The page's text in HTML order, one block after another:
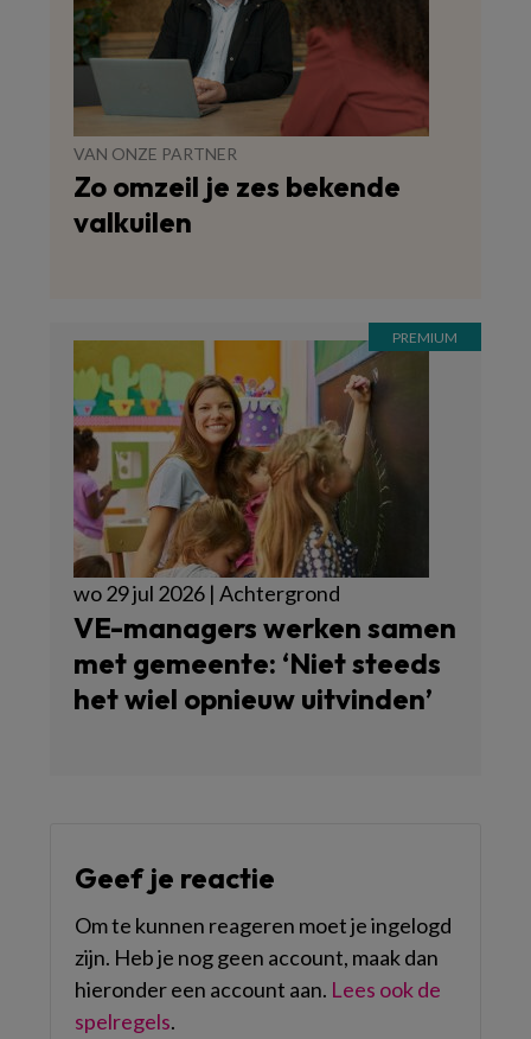
VAN ONZE PARTNER
Zo omzeil je zes bekende
valkuilen
wo 29 jul 2026 | Achtergrond
VE-managers werken samen
met gemeente: ‘Niet steeds
het wiel opnieuw uitvinden’
Geef je reactie
Om te kunnen reageren moet je ingelogd
zijn. Heb je nog geen account, maak dan
hieronder een account aan. Lees ook de
spelregels.